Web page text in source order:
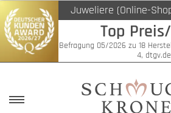
Juweliere (Online-
Top
Befragung 05/2026 zu 18
4,